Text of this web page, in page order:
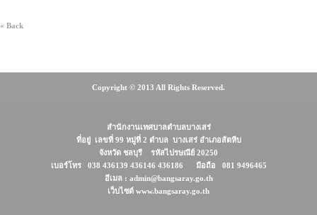
« Back
Copyright © 2013 All Rights Reserved.
สำนักงานเทศบาลตำบลบางเสร่
ที่อยู่ เลขที่ 99 หมู่ที่ 2 ตำบล บางเสร่ อำเภอสัตหีบ
จังหวัด ชลบุรี รหัสไปรษณีย์ 20250
เบอร์โทร 038 436139 436146 436186 มือถือ 081 9496465
อีเมล : admin@bangsaray.go.th
เว็บไซต์ www.bangsaray.go.th